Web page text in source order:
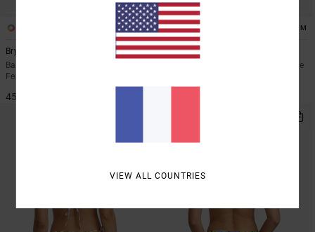
Bryce Baker
Bas de bikini classique Beige
Femme
45,00 €
1 ARTIST NETWORK PROGRAM
Dani Miller String
Bas de bikini échancré Noir Femme
50,00 €
VIEW ALL COUNTRIES